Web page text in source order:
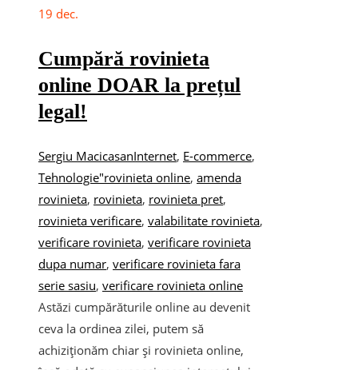
19 dec.
Cumpără rovinieta
online DOAR la prețul
legal!
Sergiu MacicasanInternet, E-commerce,
Tehnologie"rovinieta online, amenda
rovinieta, rovinieta, rovinieta pret,
rovinieta verificare, valabilitate rovinieta,
verificare rovinieta, verificare rovinieta
dupa numar, verificare rovinieta fara
serie sasiu, verificare rovinieta online
Astăzi cumpărăturile online au devenit
ceva la ordinea zilei, putem să
achiziționăm chiar și rovinieta online,